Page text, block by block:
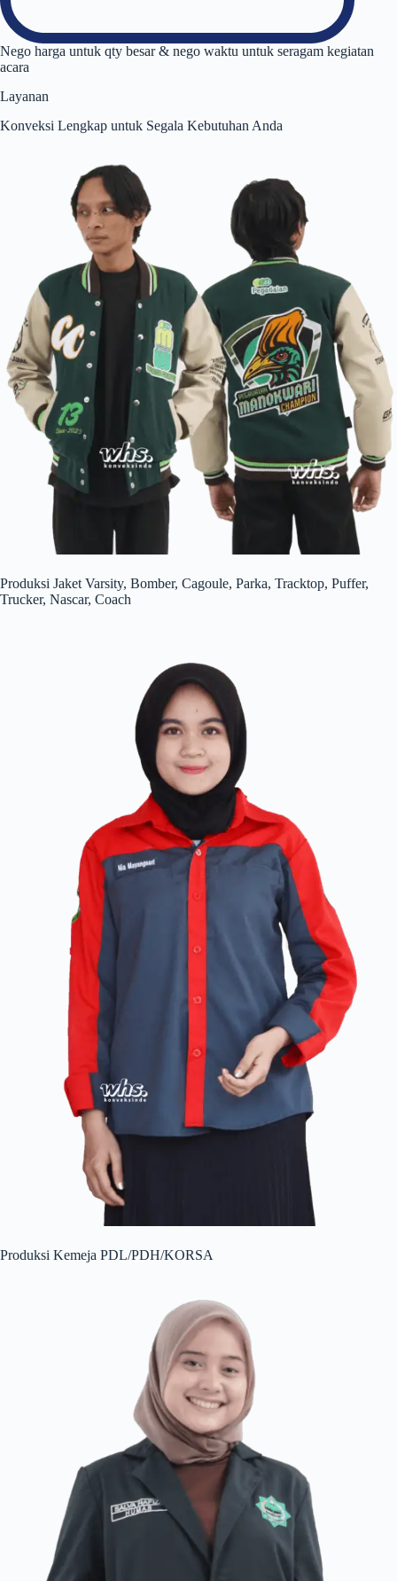
Nego harga untuk qty besar & nego waktu untuk seragam kegiatan
acara
Layanan
Konveksi Lengkap untuk Segala Kebutuhan Anda
Produksi Jaket Varsity, Bomber, Cagoule, Parka, Tracktop, Puffer,
Trucker, Nascar, Coach
Produksi Kemeja PDL/PDH/KORSA